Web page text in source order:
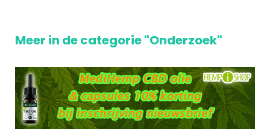
Meer in de categorie "Onderzoek"